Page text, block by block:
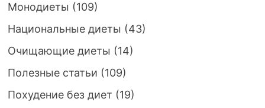
Монодиеты (109)
Национальные диеты (43)
Очищающие диеты (14)
Полезные статьи (109)
Похудение без диет (19)